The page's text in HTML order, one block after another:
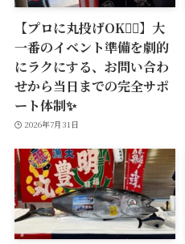
【プロに丸投げOK🙆‍♂️】大
一番のイベント準備を劇的
にラクにする、お問い合わ
せから当日までの完全サポ
ート体制✨
2026年7月31日